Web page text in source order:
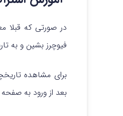
در صورتی که قبلا
فیوچرز بشین و به
برای مشاهده
بعد از ورود به